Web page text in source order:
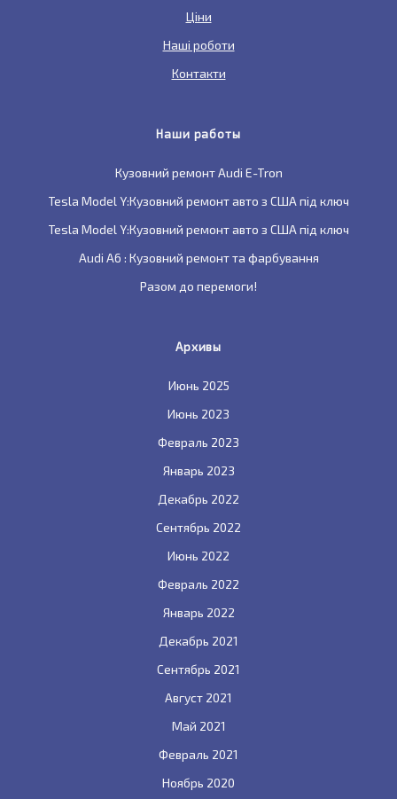
Ціни
Наші роботи
Контакти
Наши работы
Кузовний ремонт Audi E-Tron
Tesla Model Y:Кузовний ремонт авто з США під ключ
Tesla Model Y:Кузовний ремонт авто з США під ключ
Audi A6 : Кузовний ремонт та фарбування
Разом до перемоги!
Архивы
Июнь 2025
Июнь 2023
Февраль 2023
Январь 2023
Декабрь 2022
Сентябрь 2022
Июнь 2022
Февраль 2022
Январь 2022
Декабрь 2021
Сентябрь 2021
Август 2021
Май 2021
Февраль 2021
Ноябрь 2020